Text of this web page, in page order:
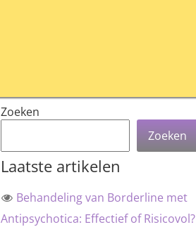
Zoeken
Zoeken
Laatste artikelen
Behandeling van Borderline met
Antipsychotica: Effectief of Risicovol?